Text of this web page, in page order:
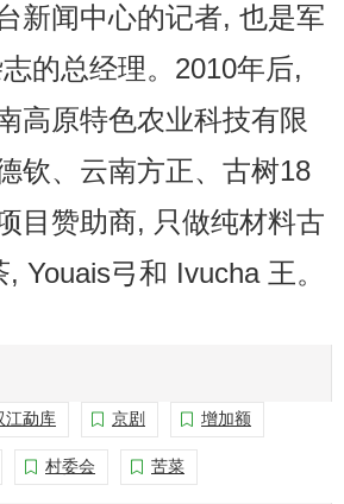
新闻中心的记者, 也是军
的总经理。2010年后,
高原特色农业科技有限
钦、云南方正、古树18
目赞助商, 只做纯材料古
Youais弓和 Ivucha 王。
江勐库 京剧 增加额
村委会 苦菜